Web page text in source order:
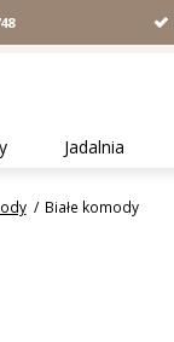
Jadalnia
/ Białe komody